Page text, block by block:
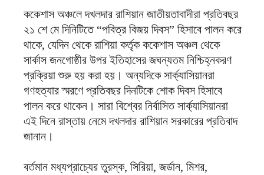
ককেশাস অঞ্চলে দখলদার রাশিয়ান জাতীয়তাবাদীরা প্রতিবছর
২১ শে মে দিনিটিতে “পবিত্র বিজয় দিবস” হিসাবে পালন করে
থাকে, যেদিন থেকে রাশিয়া কর্তৃক ককেশাস অঞ্চল থেকে
সার্কাস জনগোষ্ঠীর উপর ইতিহাসের জঘন্যতম নিশ্চিহ্নকরণ
প্রক্রিয়া শুরু হয় করা হয়। অন্যদিকে সার্ক্যাসিয়ানরা
গণহত্যার স্মরণে প্রতিবছর দিনটিকে শোক দিবস হিসাবে
পালন করে থাকেন। সারা বিশ্বের নির্বাসিত সার্ক্যাসিয়ানরা
এই দিনে রাস্তায় নেমে দখলদার রাশিয়ান সরকারের প্রতিবাদ
জানান।
বর্তমান মধ্যপ্রাচ্যের তুরস্ক, সিরিয়া, জর্ডান, মিশর,